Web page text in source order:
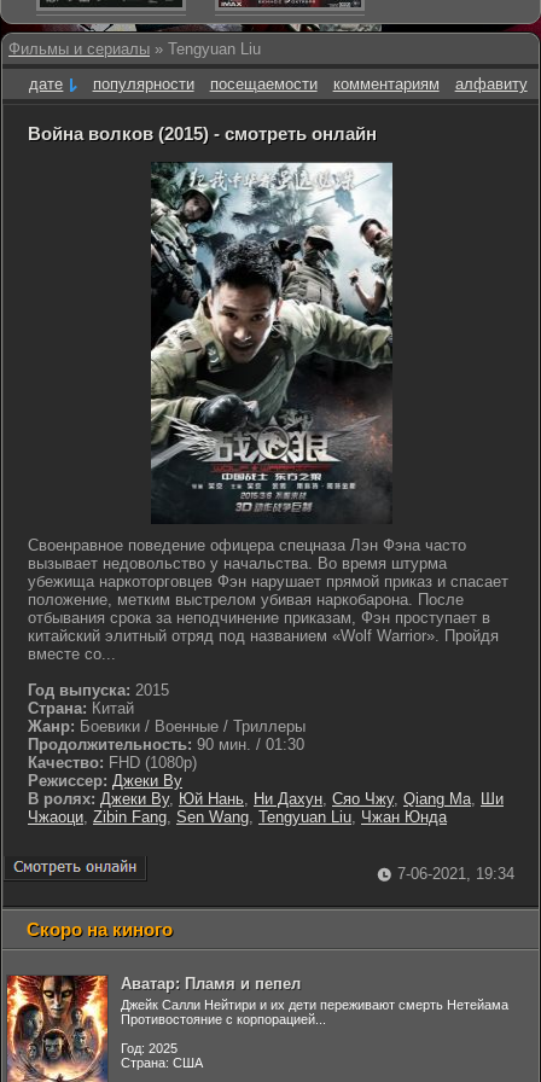
Фильмы и сериалы » Tengyuan Liu
дате
популярности посещаемости комментариям алфавиту
Война волков (2015) - смотреть онлайн
Своенравное поведение офицера спецназа Лэн Фэна часто
вызывает недовольство у начальства. Во время штурма
убежища наркоторговцев Фэн нарушает прямой приказ и спасает
положение, метким выстрелом убивая наркобарона. После
отбывания срока за неподчинение приказам, Фэн проступает в
китайский элитный отряд под названием «Wolf Warrior». Пройдя
вместе со...
Год выпуска: 2015
Страна: Китай
Жанр: Боевики / Военные / Триллеры
Продолжительность: 90 мин. / 01:30
Качество: FHD (1080p)
Режиссер: Джеки Ву
В ролях: Джеки Ву, Юй Нань, Ни Дахун, Сяо Чжу, Qiang Ma, Ши
Чжаоци, Zibin Fang, Sen Wang, Tengyuan Liu, Чжан Юнда
7-06-2021, 19:34
Скоро на киного
Аватар: Пламя и пепел
Джейк Салли Нейтири и их дети переживают смерть Нетейама
Противостояние с корпорацией...
Год: 2025
Страна: США